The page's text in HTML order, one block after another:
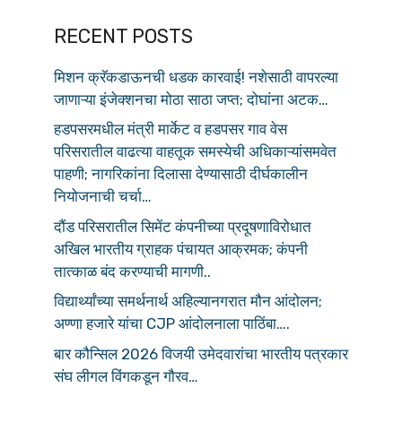
RECENT POSTS
मिशन क्रॅकडाऊनची धडक कारवाई! नशेसाठी वापरल्या
जाणाऱ्या इंजेक्शनचा मोठा साठा जप्त; दोघांना अटक…
हडपसरमधील मंत्री मार्केट व हडपसर गाव वेस
परिसरातील वाढत्या वाहतूक समस्येची अधिकाऱ्यांसमवेत
पाहणी; नागरिकांना दिलासा देण्यासाठी दीर्घकालीन
नियोजनाची चर्चा…
दौंड परिसरातील सिमेंट कंपनीच्या प्रदूषणाविरोधात
अखिल भारतीय ग्राहक पंचायत आक्रमक; कंपनी
तात्काळ बंद करण्याची मागणी..
विद्यार्थ्यांच्या समर्थनार्थ अहिल्यानगरात मौन आंदोलन;
अण्णा हजारे यांचा CJP आंदोलनाला पाठिंबा….
बार कौन्सिल 2026 विजयी उमेदवारांचा भारतीय पत्रकार
संघ लीगल विंगकडून गौरव…